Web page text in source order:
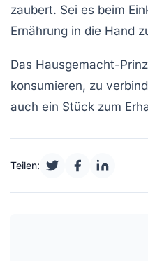
zaubert. Sei es beim
Ernährung in die Hand
Das Hausgemacht-
konsumieren, zu
auch ein Stück zum
Teilen: